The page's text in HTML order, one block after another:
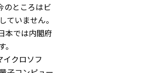
のところはビ
いません。
本では内閣府
クロソフ